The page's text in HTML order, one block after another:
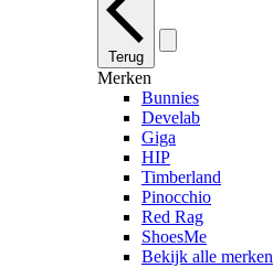
Terug
Merken
Bunnies
Develab
Giga
HIP
Timberland
Pinocchio
Red Rag
ShoesMe
Bekijk alle merken